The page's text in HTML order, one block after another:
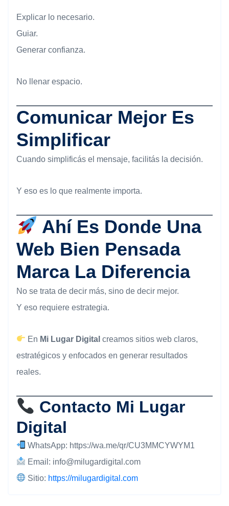
Explicar lo necesario.
Guiar.
Generar confianza.
No llenar espacio.
Comunicar Mejor Es
Simplificar
Cuando simplificás el mensaje, facilitás la decisión.
Y eso es lo que realmente importa.
Ahí Es Donde Una
Web Bien Pensada
Marca La Diferencia
No se trata de decir más, sino de decir mejor.
Y eso requiere estrategia.
En Mi Lugar Digital creamos sitios web claros,
estratégicos y enfocados en generar resultados
reales.
Contacto Mi Lugar
Digital
WhatsApp: https://wa.me/qr/CU3MMCYWYM1
Email: info@milugardigital.com
Sitio: https://milugardigital.com